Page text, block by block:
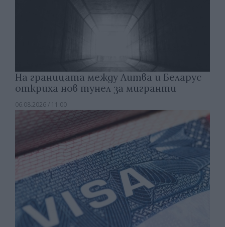
На границата между Литва и Беларус
откриха нов тунел за мигранти
06.08.2026 / 11:00